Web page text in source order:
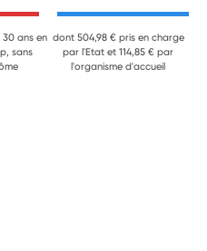
30 ans en
sans
dont 504,98 € pris en charge
par l'Etat et 114,85 € par
l'organisme d'accueil